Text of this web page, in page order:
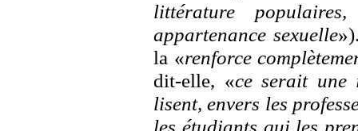
littérature
appartenance sexuelle
la «renforce
dit-elle, «ce serait une
lisent, envers les
les étudiants qui les